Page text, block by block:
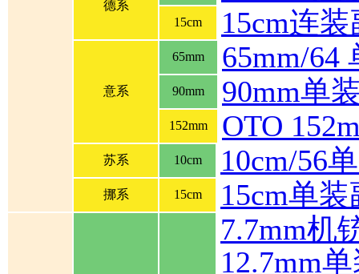
德系
15cm 15cm连
意系
65mm 65mm/64
90mm 90mm单
152mm OTO
苏系 10cm 10cm/56
挪系 15cm 15cm单
7.7mm机
12.7mm